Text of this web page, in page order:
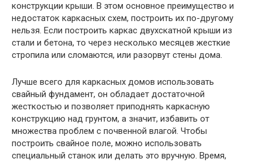
конструкции крыши. В этом основное преимущество и
недостаток каркасных схем, построить их по-другому
нельзя. Если построить каркас двухскатной крыши из
стали и бетона, то через несколько месяцев жесткие
стропила или сломаются, или разорвут стены дома.
Лучше всего для каркасных домов использовать
свайный фундамент, он обладает достаточной
жесткостью и позволяет приподнять каркасную
конструкцию над грунтом, а значит, избавить от
множества проблем с почвенной влагой. Чтобы
построить свайное поле, можно использовать
специальный станок или делать это вручную. Время,